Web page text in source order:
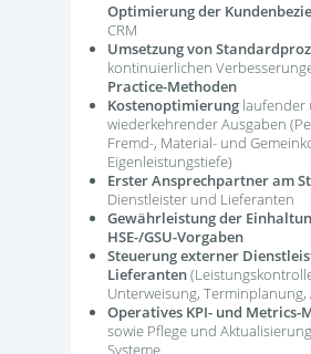
Optimierung der
CRM
Umsetzung von
kontinuierlichen
Practice-Methoden
Kostenoptimierung laufender
wiederkehrender Ausgaben
Fremd-, Material- und
Eigenleistungstiefe)
Erster Ansprechpartner am
Dienstleister und Lieferanten
Gewährleistung der
HSE-/GSU-Vorgaben
Steuerung externer
Lieferanten
Unterweisung, Terminplanung,
Operatives KPI- und Metrics-
sowie Pflege und
Systeme